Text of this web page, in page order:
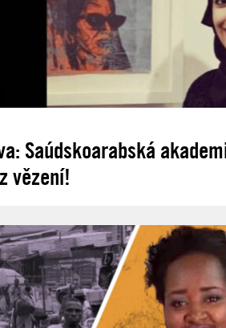
Saúdskoarabská
vězení!